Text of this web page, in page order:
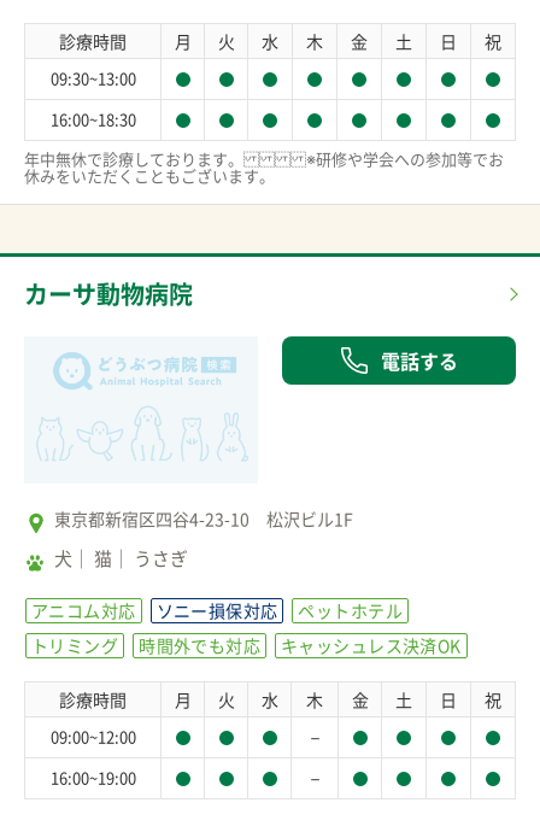
診療時間 月 火 水 木 金 土 日 祝
09:30~13:00
16:00~18:30
年中無休で診療しております。※研修や学会への参加等でお
休みをいただくこともございます。
カーサ動物病院
電話する
東京都新宿区四谷4-23-10 松沢ビル1F
犬 猫 うさぎ
アニコム対応 ソニー損保対応
ペットホテル
トリミング
時間外でも対応 キャッシュレス決済OK
診療時間 月 火 水 木 金 土 日 祝
09:00~12:00 －
16:00~19:00 －